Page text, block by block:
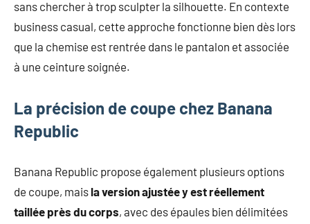
sans chercher à trop sculpter la silhouette. En contexte
business casual, cette approche fonctionne bien dès lors
que la chemise est rentrée dans le pantalon et associée
à une ceinture soignée.
La précision de coupe chez Banana
Republic
Banana Republic propose également plusieurs options
de coupe, maisla version ajustée y est réellement
taillée près du corps, avec des épaules bien délimitées